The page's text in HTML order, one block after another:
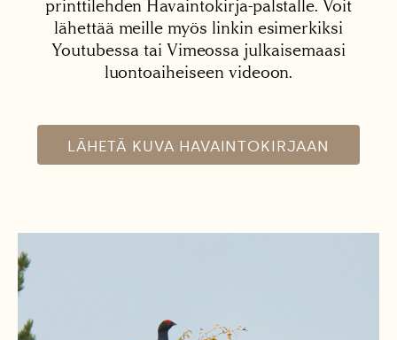
printtilehden Havaintokirja-palstalle. Voit
lähettää meille myös linkin esimerkiksi
Youtubessa tai Vimeossa julkaisemaasi
luontoaiheiseen videoon.
LÄHETÄ KUVA HAVAINTOKIRJAAN